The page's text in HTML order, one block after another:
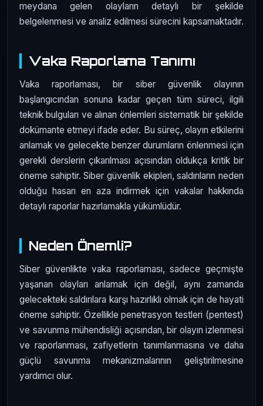
meydana gelen olayların detaylı bir şekilde
belgelenmesi ve analiz edilmesi sürecini kapsamaktadır.
Vaka Raporlama Tanımı
Vaka raporlaması, bir siber güvenlik olayının
başlangıcından sonuna kadar geçen tüm süreci, ilgili
teknik bulguları ve alınan önlemleri sistematik bir şekilde
dokümante etmeyi ifade eder. Bu süreç, olayın etkilerini
anlamak ve gelecekte benzer durumların önlenmesi için
gerekli derslerin çıkarılması açısından oldukça kritik bir
öneme sahiptir. Siber güvenlik ekipleri, saldırıların neden
olduğu hasarı en aza indirmek için vakalar hakkında
detaylı raporlar hazırlamakla yükümlüdür.
Neden Önemli?
Siber güvenlikte vaka raporlaması, sadece geçmişte
yaşanan olayları anlamak için değil, aynı zamanda
gelecekteki saldırılara karşı hazırlıklı olmak için de hayati
öneme sahiptir. Özellikle penetrasyon testleri (pentest)
ve savunma mühendisliği açısından, bir olayın izlenmesi
ve raporlanması, zafiyetlerin tanımlanmasına ve daha
güçlü savunma mekanizmalarının geliştirilmesine
yardımcı olur.